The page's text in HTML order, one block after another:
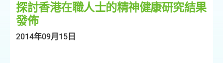
探討香港在職人士的精神健康研究結果
發佈
2014年09月15日